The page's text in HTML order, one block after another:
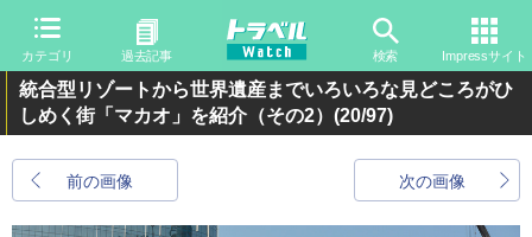
カテゴリ 過去記事 検索 Impressサイト
統合型リゾートから世界遺産までいろいろな見どころがひ
しめく街「マカオ」を紹介（その2） (20/97)
前の画像 次の画像